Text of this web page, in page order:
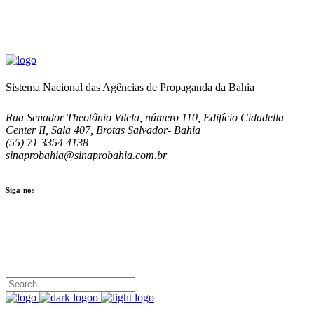
Sistema Nacional das Agências de Propaganda da Bahia
Rua Senador Theotônio Vilela, número 110, Edifício Cidadella
Center II, Sala 407, Brotas Salvador- Bahia
(55) 71 3354 4138
sinaprobahia@sinaprobahia.com.br
Siga-nos